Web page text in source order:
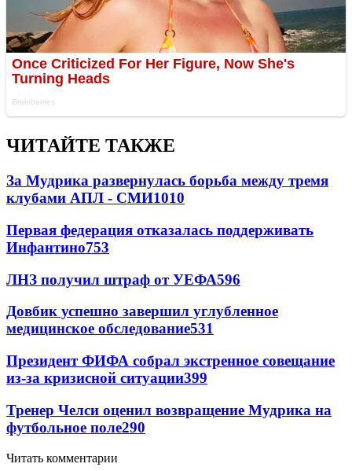
ЧИТАЙТЕ ТАКЖЕ
За Мудрика развернулась борьба между тремя
клубами АПЛ - СМИ1010
Первая федерация отказалась поддерживать
Инфантино753
ЛНЗ получил штраф от УЕФА596
Довбик успешно завершил углубленное
медицинское обследование531
Президент ФИФА собрал экстренное совещание
из-за кризисной ситуации399
Тренер Челси оценил возвращение Мудрика на
футбольное поле290
Читать комментарии